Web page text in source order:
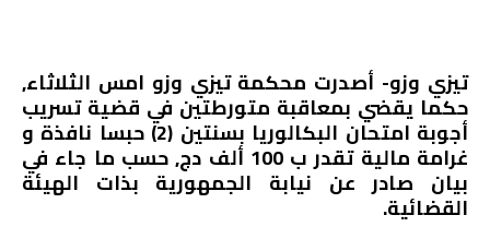
تيزي وزو- أصدرت محكمة تيزي وزو امس الثلاثاء,
حكما يقضي بمعاقبة متورطتين في قضية تسريب
أجوبة امتحان البكالوريا بسنتين (2) حبسا نافذة و
غرامة مالية تقدر ب 100 ألف دج, حسب ما جاء في
بيان صادر عن نيابة الجمهورية بذات الهيئة
القضائية.